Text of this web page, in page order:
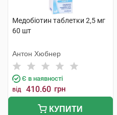
Медобіотин таблетки 2,5 мг
60 шт
Антон Хюбнер
Є в наявності
від 410.60 грн
КУПИТИ